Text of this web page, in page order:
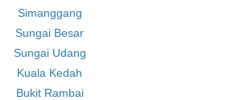
Simanggang
Sungai Besar
Sungai Udang
Kuala Kedah
Bukit Rambai